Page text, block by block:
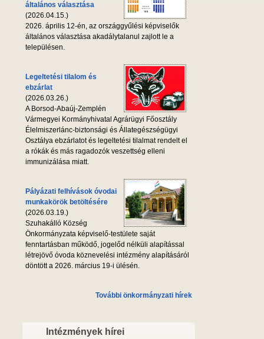
általános választása
(2026.04.15.)
2026. április 12-én, az országgyűlési képviselők
általános választása akadálytalanul zajlott le a
településen.
Legeltetési tilalom és
ebzárlat
(2026.03.26.)
A Borsod-Abaúj-Zemplén
Vármegyei Kormányhivatal Agrárügyi Főosztály
Élelmiszerlánc-biztonsági és Állategészségügyi
Osztálya ebzárlatot és legeltetési tilalmat rendelt el
a rókák és más ragadozók veszettség elleni
immunizálása miatt.
Pályázati felhívások óvodai
munkakörök betöltésére
(2026.03.19.)
Szuhakálló Község
Önkormányzata képviselő-testülete saját
fenntartásban működő, jogelőd nélküli alapítással
létrejövő óvoda köznevelési intézmény alapításáról
döntött a 2026. március 19-i ülésén.
További önkormányzati hírek
Intézmények hírei